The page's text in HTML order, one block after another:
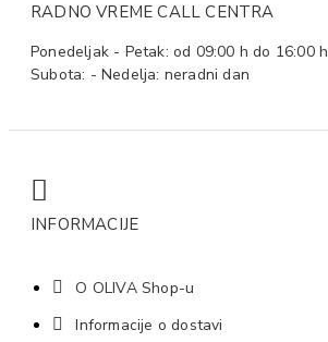
RADNO VREME CALL CENTRA
Ponedeljak - Petak: od 09:00 h do 16:00 h
Subota: - Nedelja: neradni dan
INFORMACIJE
O OLIVA Shop-u
Informacije o dostavi